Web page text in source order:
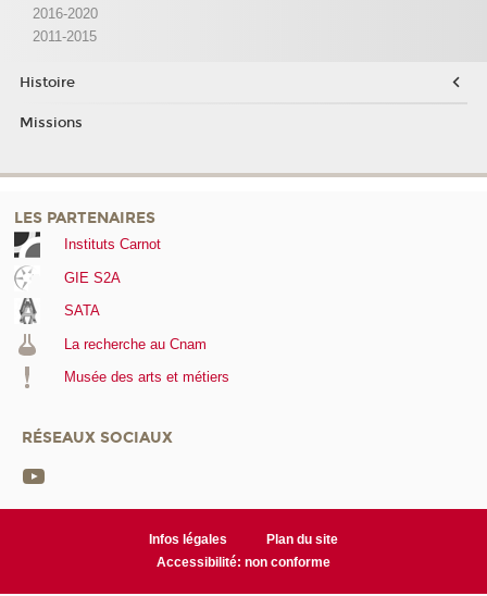
2016-2020
2011-2015
Histoire
Missions
LES PARTENAIRES
Instituts Carnot
GIE S2A
SATA
La recherche au Cnam
Musée des arts et métiers
RÉSEAUX SOCIAUX
Infos légales
Plan du site
Accessibilité: non conforme